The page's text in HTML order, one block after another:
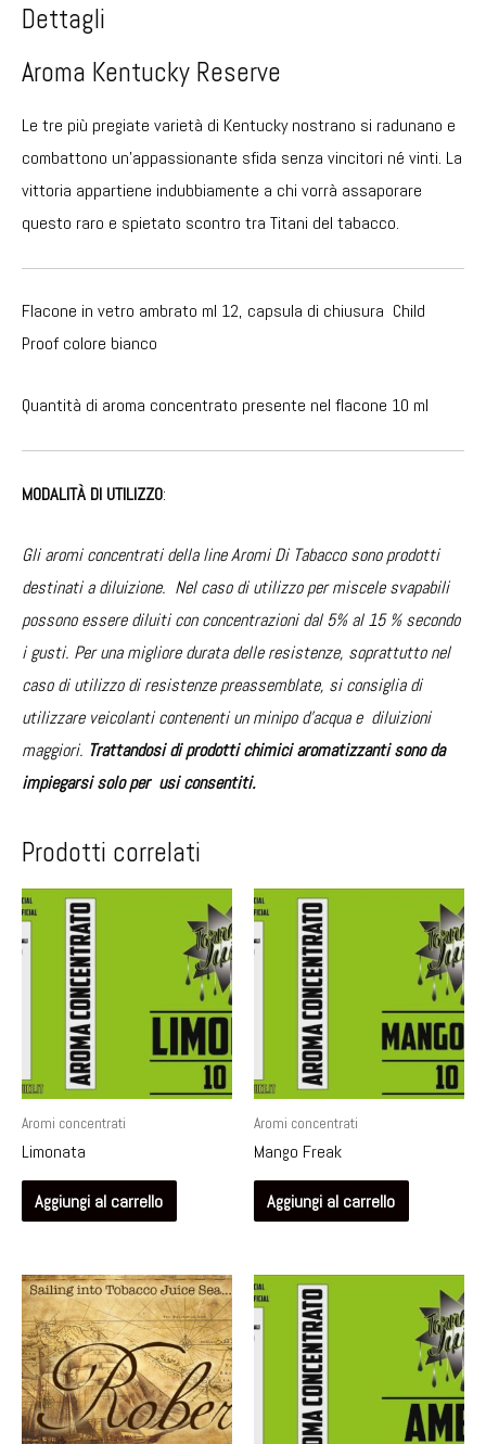
Dettagli
Aroma Kentucky Reserve
Le tre più pregiate varietà di Kentucky nostrano si radunano e
combattono un’appassionante sfida senza vincitori né vinti. La
vittoria appartiene indubbiamente a chi vorrà assaporare
questo raro e spietato scontro tra Titani del tabacco.
Flacone in vetro ambrato ml 12, capsula di chiusura Child
Proof colore bianco
Quantità di aroma concentrato presente nel flacone 10 ml
MODALITÀ DI UTILIZZO:
Gli aromi concentrati della line Aromi Di Tabacco sono prodotti
destinati a diluizione. Nel caso di utilizzo per miscele svapabili
possono essere diluiti con concentrazioni dal 5% al 15 % secondo
i gusti. Per una migliore durata delle resistenze, soprattutto nel
caso di utilizzo di resistenze preassemblate, si consiglia di
utilizzare veicolanti contenenti un minipo d’acqua e diluizioni
maggiori. Trattandosi di prodotti chimici aromatizzanti sono da
impiegarsi solo per usi consentiti.
Prodotti correlati
Aromi concentrati
Limonata
Aggiungi al carrello
Aromi concentrati
Mango Freak
Aggiungi al carrello